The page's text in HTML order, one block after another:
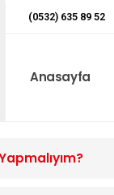
(0532) 635 89 52
Anasayfa